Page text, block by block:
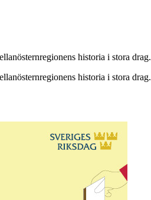
historia i stora drag.
historia i stora drag.